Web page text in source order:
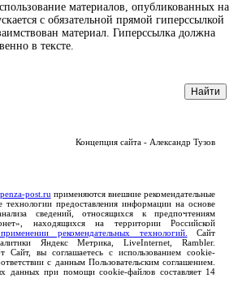
материалов, опубликованных на
с обязательной прямой гиперссылкой
материал. Гиперссылка должна
в тексте.
Концепция сайта - Александр Тузов
penza-post.ru применяются внешние рекомендательные
предоставления информации на основе
сведений, относящихся к предпочтениям
находящихся на территории Российской
рекомендательных технологий.
Сайт
Яндекс Метрика, LiveInternet, Rambler.
Сайт, вы соглашаетесь с использованием cookie-
с данным Пользовательским соглашением.
данных при помощи cookie-файлов составляет 14